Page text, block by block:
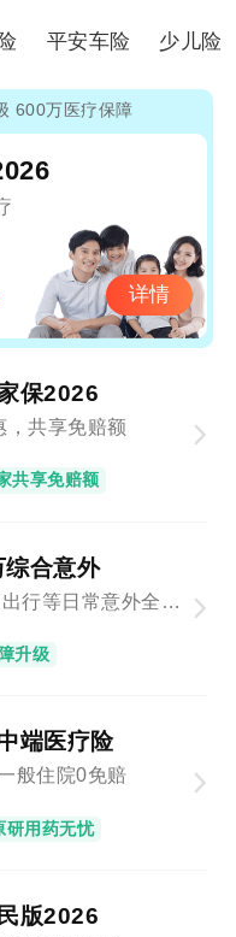
平安车险 少儿险
600万医疗保障
详情
保2026
，共享免赔额
共享免赔额
综合意外
顶梁柱必备 交通出行等日常意外全覆盖
升级
端医疗险
般住院0免赔
研用药无忧
版2026